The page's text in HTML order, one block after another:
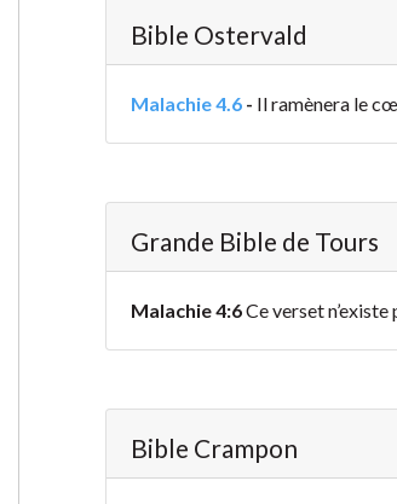
Bible Ostervald
Malachie 4.6- Il ramènera le
Grande Bible de Tours
Malachie 4:6Ce verset
Bible Crampon